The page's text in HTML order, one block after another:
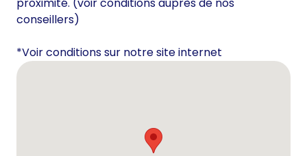
proximité. (voir conditions auprès de nos
conseillers)
*Voir conditions sur notre site internet